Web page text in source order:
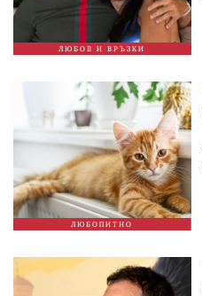
ЛЮБОВ И ВРЪЗКИ
ЛЮБОПИТНО